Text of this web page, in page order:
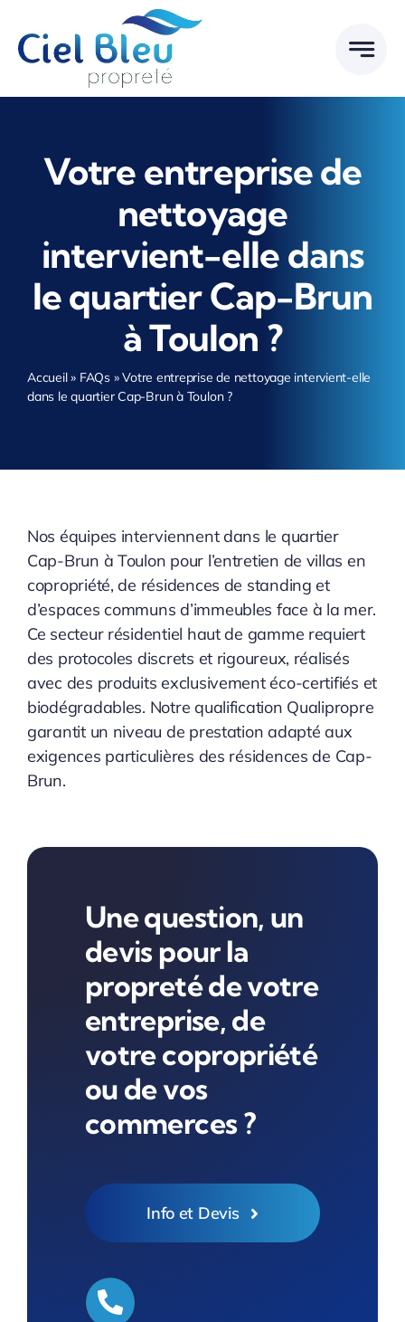
contenu
Votre entreprise de
nettoyage
intervient-elle dans
le quartier Cap-Brun
à Toulon ?
Accueil» FAQs»Votre entreprise de nettoyage intervient-elle
dans le quartier Cap-Brun à Toulon ?
Nos équipes interviennent dans le quartier
Cap-Brun à Toulon pour l’entretien de villas en
copropriété, de résidences de standing et
d’espaces communs d’immeubles face à la mer.
Ce secteur résidentiel haut de gamme requiert
des protocoles discrets et rigoureux, réalisés
avec des produits exclusivement éco-certifiés et
biodégradables. Notre qualification Qualipropre
garantit un niveau de prestation adapté aux
exigences particulières des résidences de Cap-
Brun.
Une question, un
devis pour la
propreté de votre
entreprise, de
votre copropriété
ou de vos
commerces ?
Info et Devis